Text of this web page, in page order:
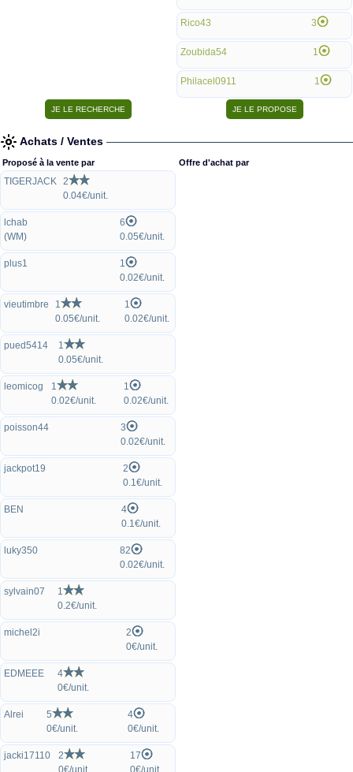
Rico43 3
Zoubida54 1
Philacel0911 1
Achats / Ventes
Proposé à la vente par
TIGERJACK 2
0.04€/unit.
lchab
(WM)
6
0.05€/unit.
plus1
1
0.02€/unit.
vieutimbre
1
0.05€/unit.
1
0.02€/unit.
pued5414
1
0.05€/unit.
leomicog
1
0.02€/unit.
1
0.02€/unit.
poisson44
3
0.02€/unit.
jackpot19
2
0.1€/unit.
BEN
4
0.1€/unit.
luky350
82
0.02€/unit.
sylvain07
1
0.2€/unit.
michel2i
2
0€/unit.
EDMEEE
4
0€/unit.
Alrei
5
0€/unit.
4
0€/unit.
jacki17110
2
0€/unit.
17
0€/unit.
Offre d'achat par